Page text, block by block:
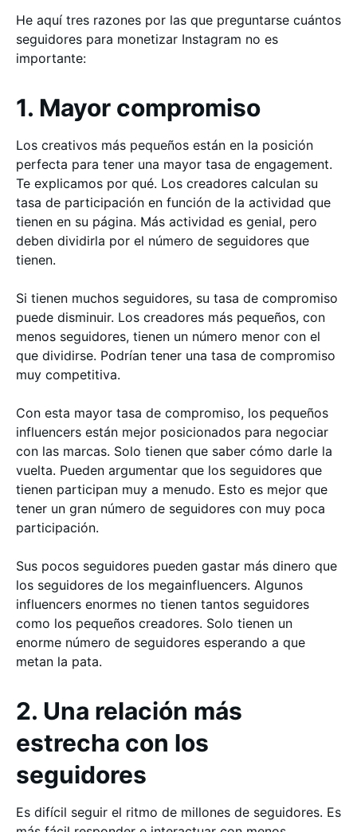
He aquí tres razones por las que preguntarse cuántos
seguidores para monetizar Instagram no es
importante:
1. Mayor compromiso
Los creativos más pequeños están en la posición
perfecta para tener una mayor tasa de engagement.
Te explicamos por qué. Los creadores calculan su
tasa de participación en función de la actividad que
tienen en su página. Más actividad es genial, pero
deben dividirla por el número de seguidores que
tienen.
Si tienen muchos seguidores, su tasa de compromiso
puede disminuir. Los creadores más pequeños, con
menos seguidores, tienen un número menor con el
que dividirse. Podrían tener una tasa de compromiso
muy competitiva.
Con esta mayor tasa de compromiso, los pequeños
influencers están mejor posicionados para negociar
con las marcas. Solo tienen que saber cómo darle la
vuelta. Pueden argumentar que los seguidores que
tienen participan muy a menudo. Esto es mejor que
tener un gran número de seguidores con muy poca
participación.
Sus pocos seguidores pueden gastar más dinero que
los seguidores de los megainfluencers. Algunos
influencers enormes no tienen tantos seguidores
como los pequeños creadores. Solo tienen un
enorme número de seguidores esperando a que
metan la pata.
2. Una relación más
estrecha con los
seguidores
Es difícil seguir el ritmo de millones de seguidores. Es